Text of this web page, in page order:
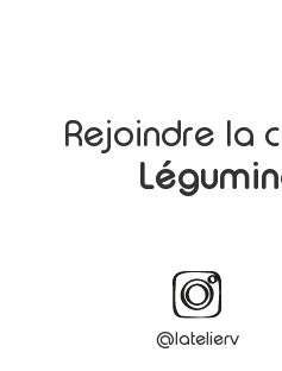
Rejoindre la
@latelierv